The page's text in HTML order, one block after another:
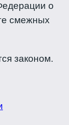
о
смежных
законом.